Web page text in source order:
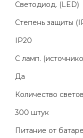
Светодиод. (LED)
Степень защиты
IP20
С ламп.
Да
Количество
300 штук
Питание от